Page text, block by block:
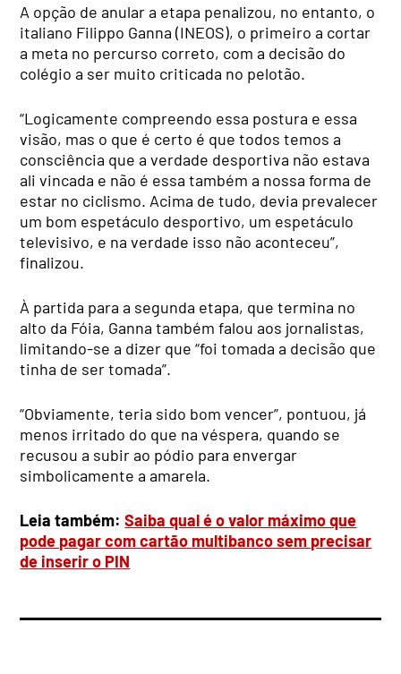
A opção de anular a etapa penalizou, no entanto, o
italiano Filippo Ganna (INEOS), o primeiro a cortar
a meta no percurso correto, com a decisão do
colégio a ser muito criticada no pelotão.
“Logicamente compreendo essa postura e essa
visão, mas o que é certo é que todos temos a
consciência que a verdade desportiva não estava
ali vincada e não é essa também a nossa forma de
estar no ciclismo. Acima de tudo, devia prevalecer
um bom espetáculo desportivo, um espetáculo
televisivo, e na verdade isso não aconteceu”,
finalizou.
À partida para a segunda etapa, que termina no
alto da Fóia, Ganna também falou aos jornalistas,
limitando-se a dizer que “foi tomada a decisão que
tinha de ser tomada”.
“Obviamente, teria sido bom vencer”, pontuou, já
menos irritado do que na véspera, quando se
recusou a subir ao pódio para envergar
simbolicamente a amarela.
Leia também:Saiba qual é o valor máximo que
pode pagar com cartão multibanco sem precisar
de inserir o PIN